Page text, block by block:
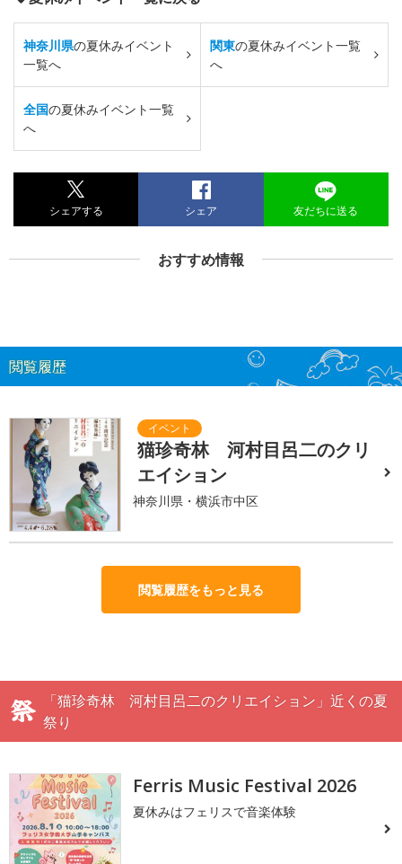
神奈川県の夏休みイベント
一覧へ
関東の夏休みイベント一覧
へ
全国の夏休みイベント一覧
へ
シェアする シェア 友だちに送る
おすすめ情報
閲覧履歴
猫珍奇林 河村目呂二のクリ
エイション
神奈川県・横浜市中区
閲覧履歴をもっと見る
「猫珍奇林 河村目呂二のクリエイション」近くの夏
祭り
Ferris Music Festival 2026
夏休みはフェリスで音楽体験